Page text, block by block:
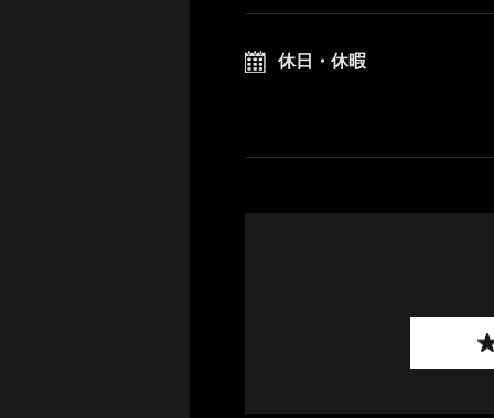
休日・休暇